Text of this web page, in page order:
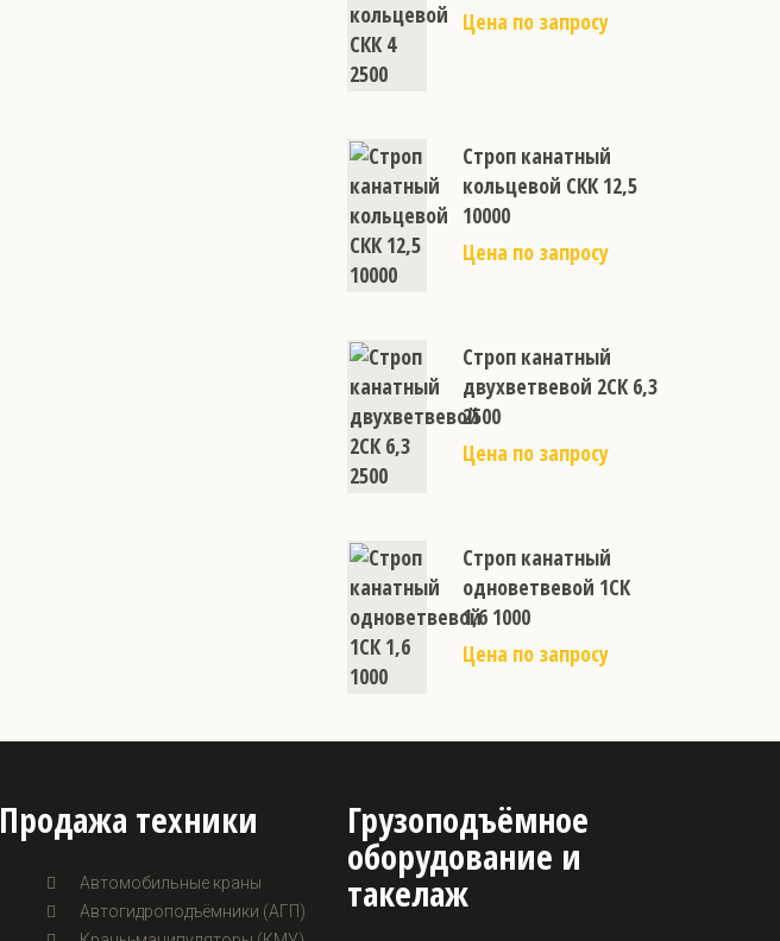
Цена по запросу
Строп канатный
кольцевой СКК 12,5
10000
Цена по запросу
Строп канатный
двухветвевой 2СК 6,3
2500
Цена по запросу
Строп канатный
одноветвевой 1СК
1,6 1000
Цена по запросу
Продажа техники
Автомобильные краны
Автогидроподъёмники (АГП)
Грузоподъёмное
оборудование и
такелаж